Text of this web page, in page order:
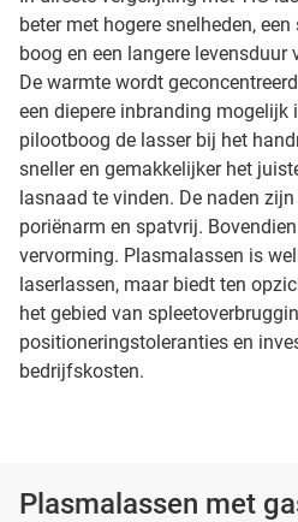
beter met hogere snelheden,
boog en een langere
De warmte wordt
een diepere inbranding mogelijk
pilootboog de lasser bij het
sneller en gemakkelijker het
lasnaad te vinden. De naden
poriënarm en spatvrij.
vervorming. Plasmalassen is
laserlassen, maar biedt ten
het gebied van
positioneringstoleranties en
bedrijfskosten.
Plasmalassen met